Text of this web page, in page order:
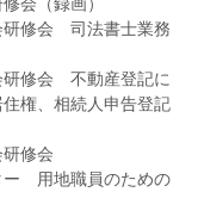
修会 司法書士業務
修会 不動産登記に
権、相続人申告登記
修会
ー 用地職員のための